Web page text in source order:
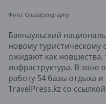
Фото: QazaqGeography
Баянаульский
новому туристическому
ожидают как новшества,
инфраструктура. В зоне
работу 54 базы отдыха и
TravelPress.kz со